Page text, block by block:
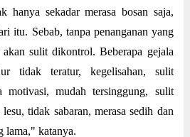
hanya sekadar merasa bosan saja,
itu. Sebab, tanpa penanganan yang
akan sulit dikontrol. Beberapa gejala
tidak teratur, kegelisahan, sulit
motivasi, mudah tersinggung, sulit
tidak sabaran, merasa sedih dan
lama," katanya.